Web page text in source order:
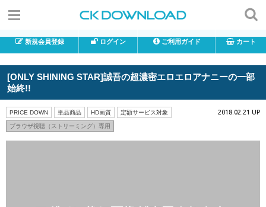
新規会員登録 ログイン ご利用ガイド カート
[ONLY SHINING STAR]誠吾の超濃密エロエロアナニーの一部
始終!!
PRICE DOWN 単品商品 HD画質 定額サービス対象
ブラウザ視聴（ストリーミング）専用
2018.02.21 UP